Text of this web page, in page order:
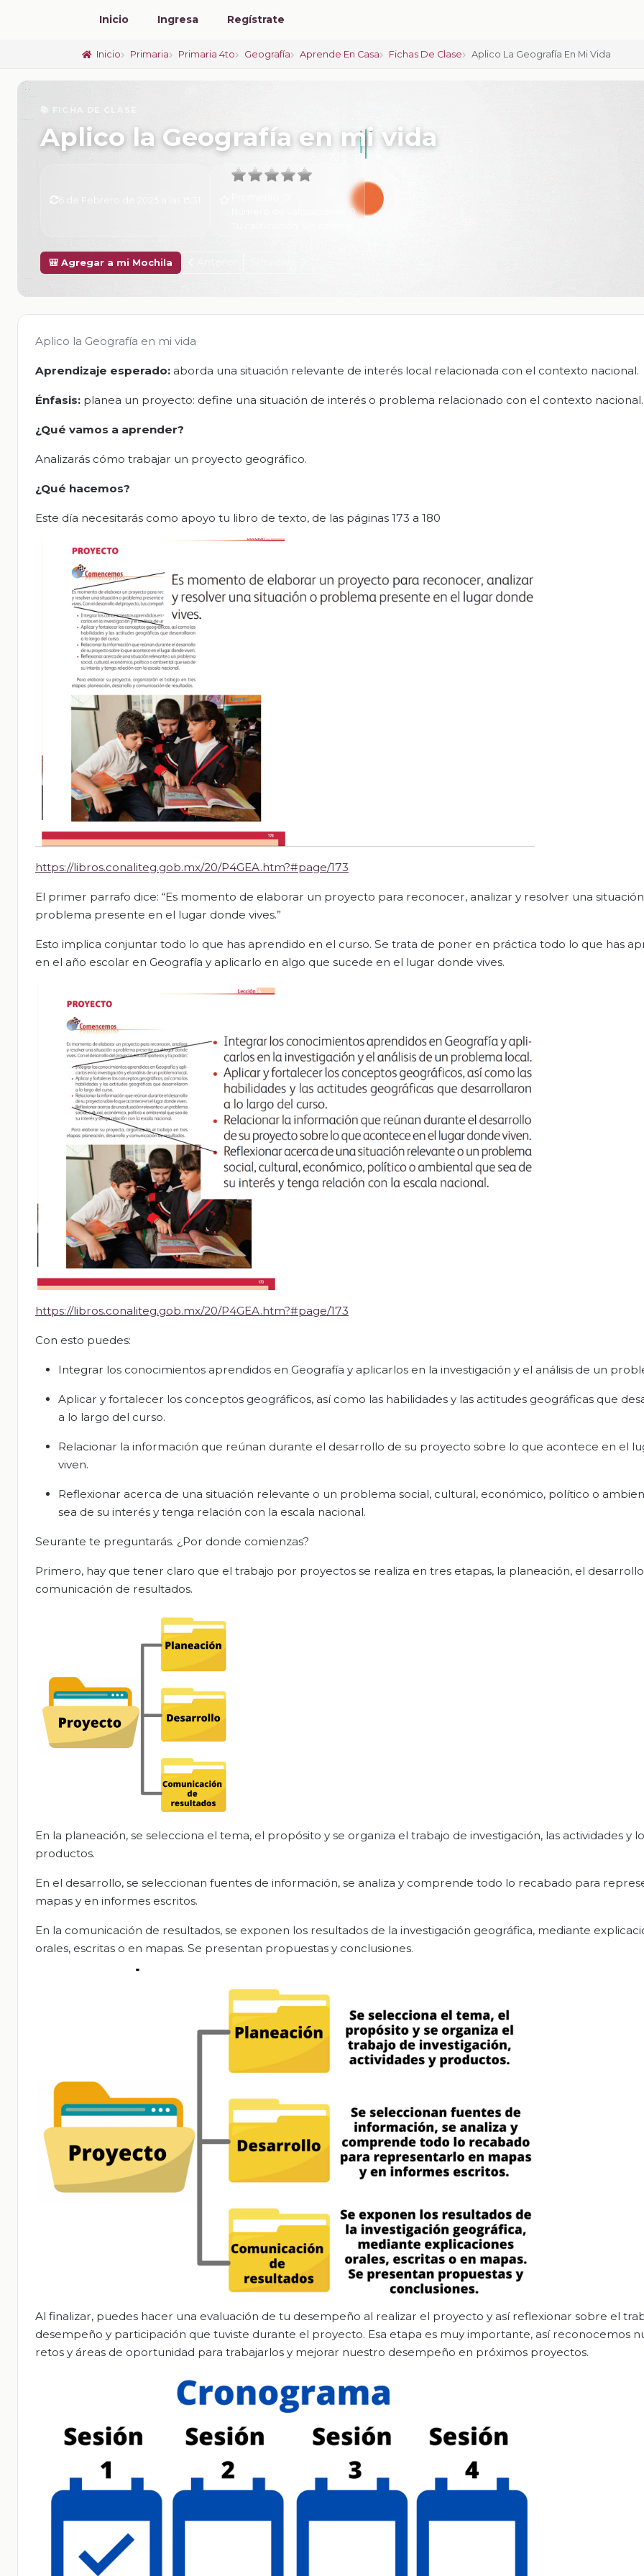
Inicio Ingresa Regístrate
Inicio Primaria Primaria 4to Geografía Aprende En Casa Fichas De Clase Aplico La Geografía En Mi Vida
📚 FICHA DE CLASE
Aplico la Geografía en mi vida
0
🎒 Agregar a mi Mochila
Aplico la Geografía en mi vida
Aprendizaje esperado: aborda una situación relevante de interés local relacionada con el contexto nacional.
Énfasis: planea un proyecto: define una situación de interés o problema relacionado con el contexto nacional.
¿Qué vamos a aprender?
Analizarás cómo trabajar un proyecto geográfico.
¿Qué hacemos?
Este día necesitarás como apoyo tu libro de texto, de las páginas 173 a 180
https://libros.conaliteg.gob.mx/20/P4GEA.htm?#page/173
El primer parrafo dice: “Es momento de elaborar un proyecto para reconocer, analizar y resolver una
problema presente en el lugar donde vives.”
Esto implica conjuntar todo lo que has aprendido en el curso. Se trata de poner en práctica todo lo que has
en el año escolar en Geografía y aplicarlo en algo que sucede en el lugar donde vives.
https://libros.conaliteg.gob.mx/20/P4GEA.htm?#page/173
Con esto puedes:
Integrar los conocimientos aprendidos en Geografía y aplicarlos en la investigación y el análisis de un
Aplicar y fortalecer los conceptos geográficos, así como las habilidades y las actitudes geográficas que
a lo largo del curso.
Relacionar la información que reúnan durante el desarrollo de su proyecto sobre lo que acontece en el
viven.
Reflexionar acerca de una situación relevante o un problema social, cultural, económico, político o
sea de su interés y tenga relación con la escala nacional.
Seurante te preguntarás. ¿Por donde comienzas?
Primero, hay que tener claro que el trabajo por proyectos se realiza en tres etapas, la planeación, el
comunicación de resultados.
En la planeación, se selecciona el tema, el propósito y se organiza el trabajo de investigación, las actividades y
productos.
En el desarrollo, se seleccionan fuentes de información, se analiza y comprende todo lo recabado para
mapas y en informes escritos.
En la comunicación de resultados, se exponen los resultados de la investigación geográfica, mediante
orales, escritas o en mapas. Se presentan propuestas y conclusiones.
Al finalizar, puedes hacer una evaluación de tu desempeño al realizar el proyecto y así reflexionar sobre el
desempeño y participación que tuviste durante el proyecto. Esa etapa es muy importante, así reconocemos
retos y áreas de oportunidad para trabajarlos y mejorar nuestro desempeño en próximos proyectos.